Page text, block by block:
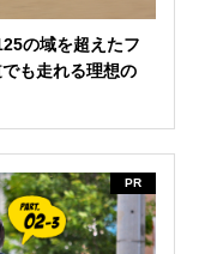
の域を超えたフ
も走れる理想の
PR